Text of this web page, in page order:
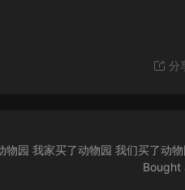
分
物园 我家买了动物园 我们买了动
Bought